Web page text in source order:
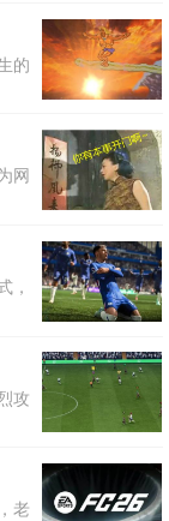
在经历语
为对过度
“童年消
的
网
，
攻
老